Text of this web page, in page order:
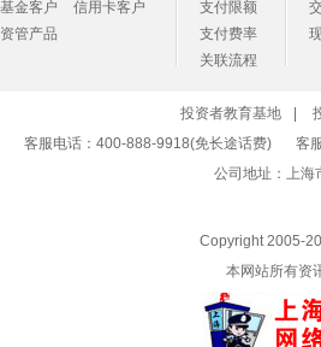
基金客户
信用卡客户
资管产品
支付限额
支付费率
关联流程
投资者教育基地
客服电话：400-888-9918(免长途话费)
客
公司地址：上海
Copyright 2005-
本网站所有资